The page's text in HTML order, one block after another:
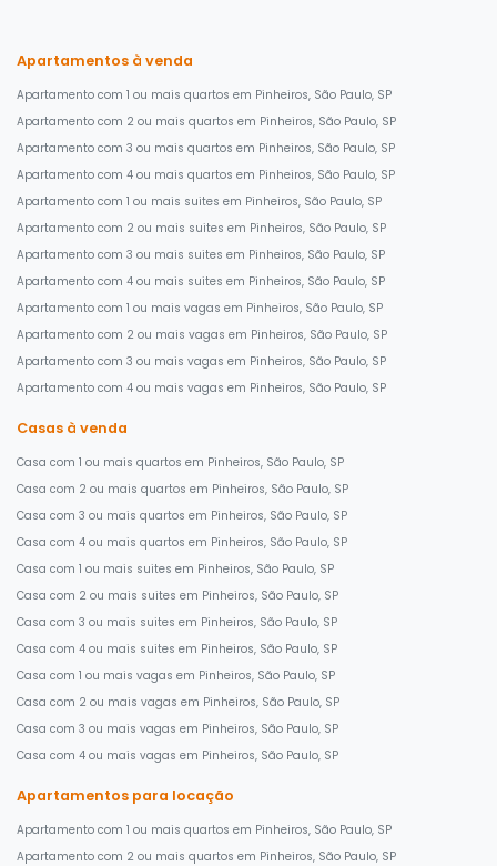
Apartamentos à venda
Apartamento com 1 ou mais quartos em Pinheiros, São Paulo, SP
Apartamento com 2 ou mais quartos em Pinheiros, São Paulo, SP
Apartamento com 3 ou mais quartos em Pinheiros, São Paulo, SP
Apartamento com 4 ou mais quartos em Pinheiros, São Paulo, SP
Apartamento com 1 ou mais suites em Pinheiros, São Paulo, SP
Apartamento com 2 ou mais suites em Pinheiros, São Paulo, SP
Apartamento com 3 ou mais suites em Pinheiros, São Paulo, SP
Apartamento com 4 ou mais suites em Pinheiros, São Paulo, SP
Apartamento com 1 ou mais vagas em Pinheiros, São Paulo, SP
Apartamento com 2 ou mais vagas em Pinheiros, São Paulo, SP
Apartamento com 3 ou mais vagas em Pinheiros, São Paulo, SP
Apartamento com 4 ou mais vagas em Pinheiros, São Paulo, SP
Casas à venda
Casa com 1 ou mais quartos em Pinheiros, São Paulo, SP
Casa com 2 ou mais quartos em Pinheiros, São Paulo, SP
Casa com 3 ou mais quartos em Pinheiros, São Paulo, SP
Casa com 4 ou mais quartos em Pinheiros, São Paulo, SP
Casa com 1 ou mais suites em Pinheiros, São Paulo, SP
Casa com 2 ou mais suites em Pinheiros, São Paulo, SP
Casa com 3 ou mais suites em Pinheiros, São Paulo, SP
Casa com 4 ou mais suites em Pinheiros, São Paulo, SP
Casa com 1 ou mais vagas em Pinheiros, São Paulo, SP
Casa com 2 ou mais vagas em Pinheiros, São Paulo, SP
Casa com 3 ou mais vagas em Pinheiros, São Paulo, SP
Casa com 4 ou mais vagas em Pinheiros, São Paulo, SP
Apartamentos para locação
Apartamento com 1 ou mais quartos em Pinheiros, São Paulo, SP
Apartamento com 2 ou mais quartos em Pinheiros, São Paulo, SP